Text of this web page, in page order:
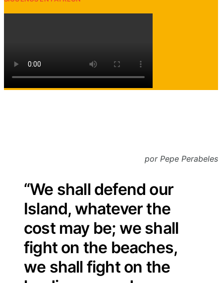
por Pepe Perabeles
“We shall defend our
Island, whatever the
cost may be; we shall
fight on the beaches,
we shall fight on the